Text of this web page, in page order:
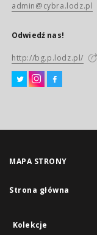
admin@cybra.lodz.pl
Odwiedź nas!
http://bg.p.lodz.pl/
MAPA STRONY
Strona główna
Kolekcje